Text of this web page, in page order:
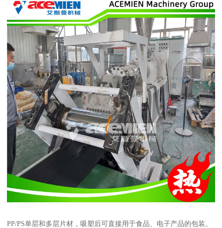
PP/PS单层和多层片材，吸塑后可直接用于食品、电子产品的包装。